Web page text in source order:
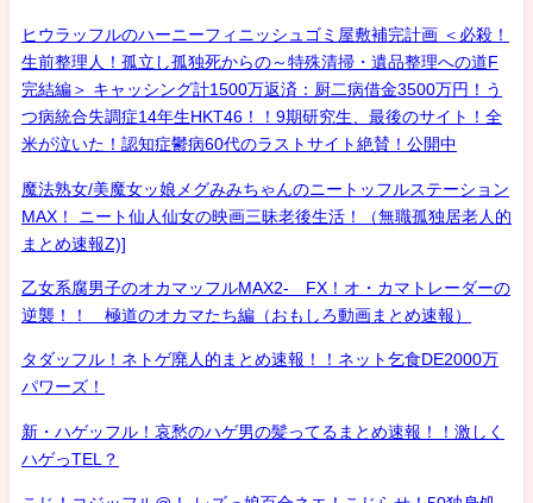
ヒウラッフルのハーニーフィニッシュゴミ屋敷補完計画 ＜必殺！
生前整理人！孤立し孤独死からの～特殊清掃・遺品整理への道F
完結編＞ キャッシング計1500万返済：厨二病借金3500万円！う
つ病統合失調症14年生HKT46！！9期研究生、最後のサイト！全
米が泣いた！認知症鬱病60代のラストサイト絶賛！公開中
魔法熟女/美魔女ッ娘メグみみちゃんのニートッフルステーション
MAX！ ニート仙人仙女の映画三昧老後生活！（無職孤独居老人的
まとめ速報Z)]
乙女系腐男子のオカマッフルMAX2- FX！オ・カマトレーダーの
逆襲！！ 極道のオカマたち編（おもしろ動画まとめ速報）
タダッフル！ネトゲ廃人的まとめ速報！！ネット乞食DE2000万
パワーズ！
新・ハゲッフル！哀愁のハゲ男の髪ってるまとめ速報！！激しく
ハゲっTEL？